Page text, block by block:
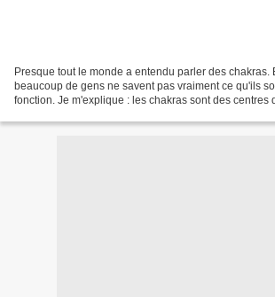
Presque tout le monde a entendu parler des chakras.
beaucoup de gens ne savent pas vraiment ce qu'ils
fonction. Je m'explique : les chakras sont des centres